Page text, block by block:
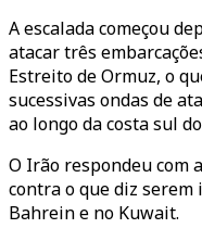
A escalada começou
atacar três
Estreito de Ormuz, o
sucessivas ondas de
ao longo da costa sul
O Irão respondeu com
contra o que diz serem
Bahrein e no Kuwait.